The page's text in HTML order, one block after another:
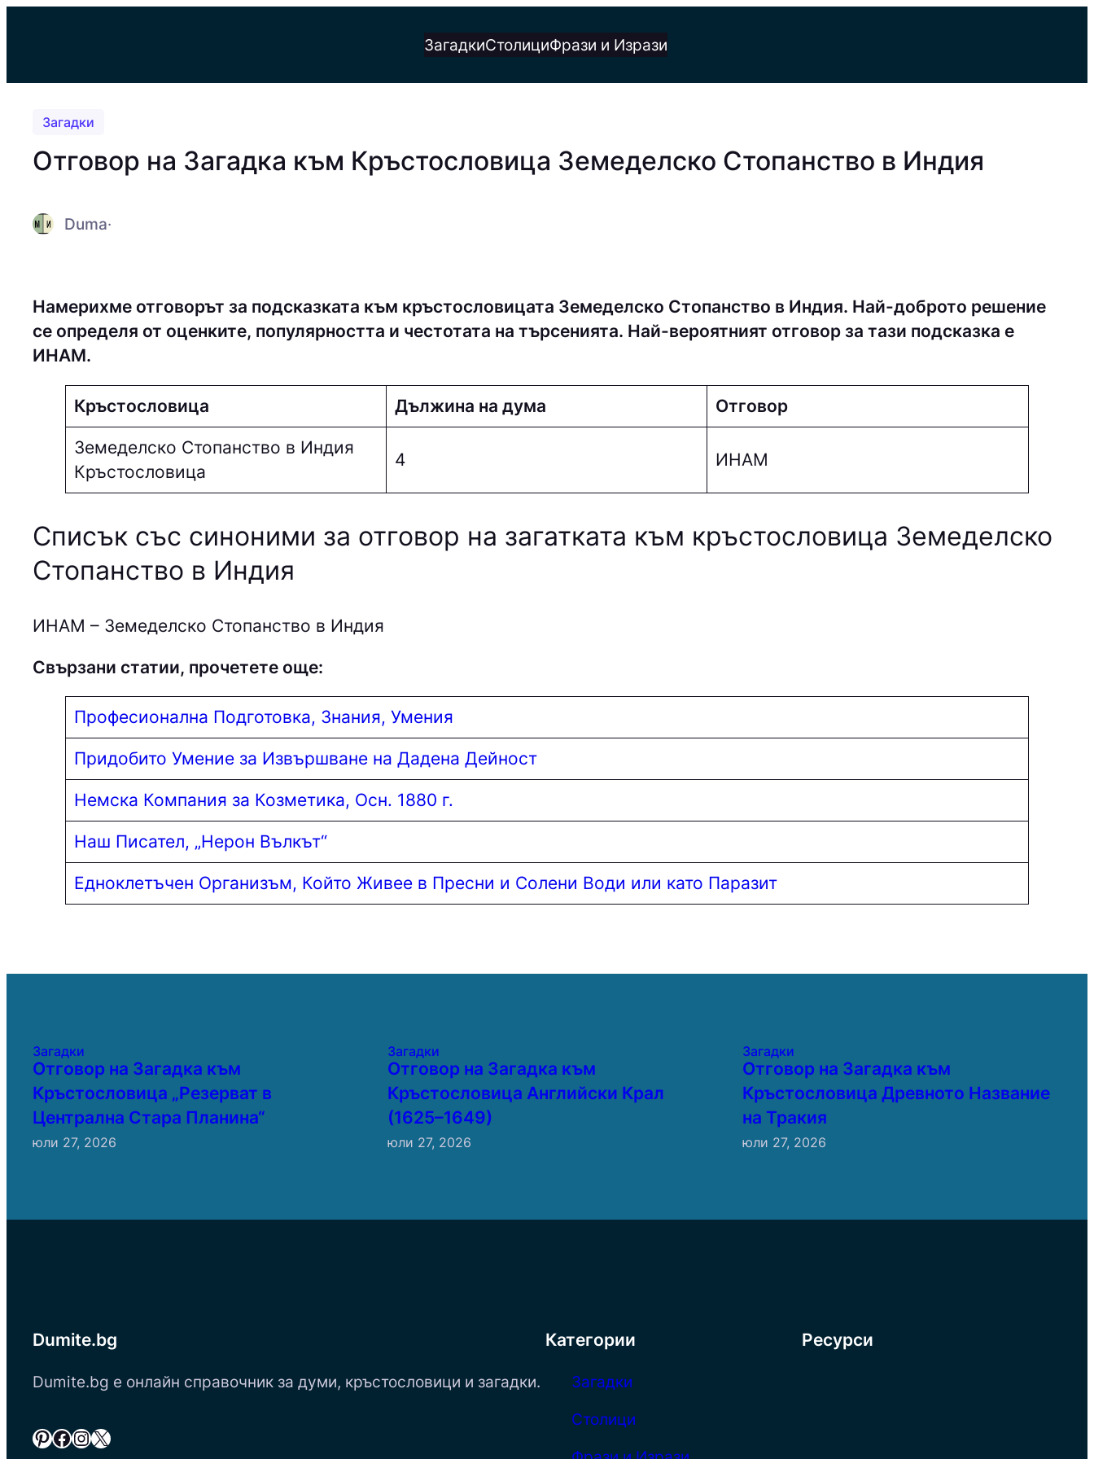
ЗагадкиСтолициФрази и Изрази
Загадки
Отговор на Загадка към Кръстословица Земеделско Стопанство в Индия
Duma·
Намерихме отговорът за подсказката към кръстословицата Земеделско Стопанство в Индия. Най-доброто решение
се определя от оценките, популярността и честотата на търсенията. Най-вероятният отговор за тази подсказка е
ИНAМ.
Кръстословица Дължина на дума Отговор
Земеделско Стопанство в Индия
Кръстословица
4 ИНAМ
Списък със синоними за отговор на загатката към кръстословица Земеделско
Стопанство в Индия
ИНAМ – Земеделско Стопанство в Индия
Свързани статии, прочетете още:
Професионална Подготовка, Знания, Умения
Придобито Умение за Извършване на Дадена Дейност
Немска Компания за Козметика, Осн. 1880 г.
Наш Писател, „Нерон Вълкът“
Едноклетъчен Организъм, Който Живее в Пресни и Солени Води или като Паразит
Загадки
Отговор на Загадка към
Кръстословица „Резерват в
Централна Стара Планина“
юли 27, 2026
Загадки
Отговор на Загадка към
Кръстословица Английски Крал
(1625–1649)
юли 27, 2026
Загадки
Отговор на Загадка към
Кръстословица Древното Название
на Тракия
юли 27, 2026
Dumite.bg
Dumite.bg е онлайн справочник за думи, кръстословици и загадки.
Pinterest Facebook InstagramX
Категории
Загадки
Столици
Ресурси